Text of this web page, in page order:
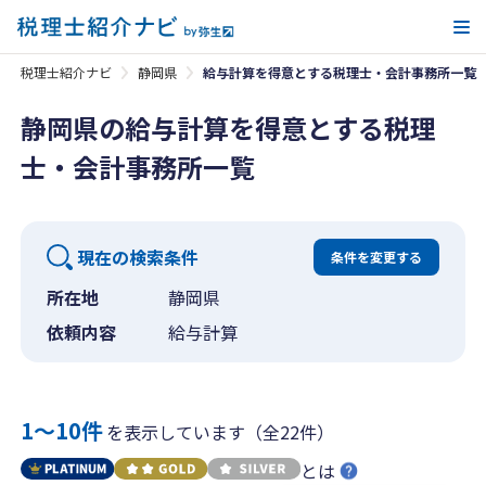
税理士紹介ナビ 静岡県 給与計算を得意とする税理士・会計事務所一覧
静岡県の給与計算を得意とする税理
士・会計事務所一覧
現在の検索条件 条件を変更する
所在地
静岡県
依頼内容
給与計算
1〜10件を表示しています（全22件）
とは